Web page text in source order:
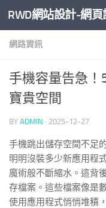
Skip to content
RWD網站設計-網頁
網路資訊
手機容量告急
寶貴空間
BY ADMIN · 2025-12-27
手機跳出儲存空間不足
明明沒裝多少新應用程
魔術般不斷縮水。這背
存檔案。這些檔案像是
使用應用程式悄悄堆積